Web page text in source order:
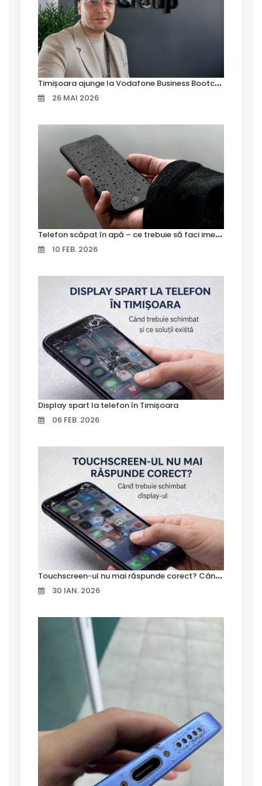
T
imișoara ajunge la Vodafone Business Bootcamp prin Marius Cermian de la Armour România
26 MAI 2026
T
elefon scăpat în apă – ce trebuie să faci imediat și ce greșeli să eviți
10 FEB. 2026
Display spart la telefon în Timișoara
06 FEB. 2026
T
ouchscreen-ul nu mai răspunde corect? Când trebuie schimbat display-ul
30 IAN. 2026